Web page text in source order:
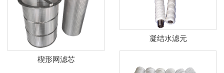
楔形网滤芯
凝结水滤元